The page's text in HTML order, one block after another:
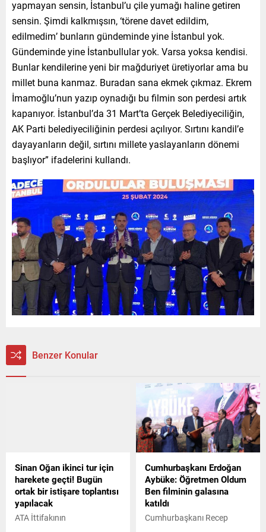
yapmayan sensin, İstanbul’u çile yumağı haline getiren
sensin. Şimdi kalkmışsın, ‘törene davet edildim,
edilmedim’ bunların gündeminde yine İstanbul yok.
Gündeminde yine İstanbullular yok. Varsa yoksa kendisi.
Bunlar kendilerine yeni bir mağduriyet üretiyorlar ama bu
millet buna kanmaz. Buradan sana ekmek çıkmaz. Ekrem
İmamoğlu’nun yazıp oynadığı bu filmin son perdesi artık
kapanıyor. İstanbul’da 31 Mart’ta Gerçek Belediyeciliğin,
AK Parti belediyeciliğinin perdesi açılıyor. Sırtını kandil’e
dayayanların değil, sırtını millete yaslayanların dönemi
başlıyor” ifadelerini kullandı.
Benzer Konular
Sinan Oğan ikinci tur için
harekete geçti! Bugün
ortak bir istişare toplantısı
yapılacak
ATA İttifakının
Cumhurbaşkanı Erdoğan
Aybüke: Öğretmen Oldum
Ben filminin galasına
katıldı
Cumhurbaşkanı Recep